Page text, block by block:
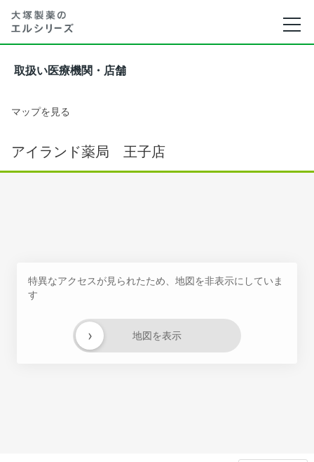
取扱い医療機関・店舗
マップを見る
アイランド薬局 王子店
特異なアクセスが見られたため、地図を非表示にしていま
す
地図を表示
›